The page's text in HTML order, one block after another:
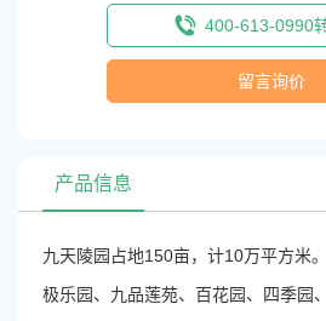
400-613-0990
留言询价
产品信息
九天陵园占地150亩，计10万平方米
极乐园、九品莲苑、百花园、四季园